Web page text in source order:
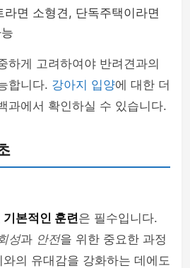
라면 소형견, 단독주택이라면
하게 고려하여야 반려견과의
합니다. 강아지 입양에 대한 더
과에서 확인하실 수 있습니다.
기본적인 훈련은 필수입니다.
성과 안전을 위한 중요한 과정
의 유대감을 강화하는 데에도